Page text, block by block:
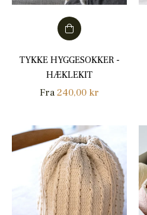
TYKKE HYGGESOKKER -
HÆKLEKIT
Fra240,00 kr